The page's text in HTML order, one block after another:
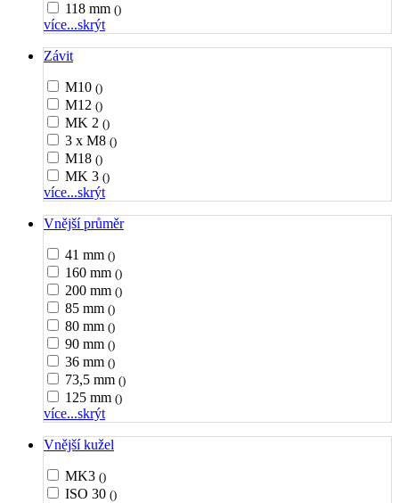
118 mm ()
více...skrýt
Závit
M10 ()
M12 ()
MK 2 ()
3 x M8 ()
M18 ()
MK 3 ()
více...skrýt
Vnější průměr
41 mm ()
160 mm ()
200 mm ()
85 mm ()
80 mm ()
90 mm ()
36 mm ()
73,5 mm ()
125 mm ()
více...skrýt
Vnější kužel
MK3 ()
ISO 30 ()